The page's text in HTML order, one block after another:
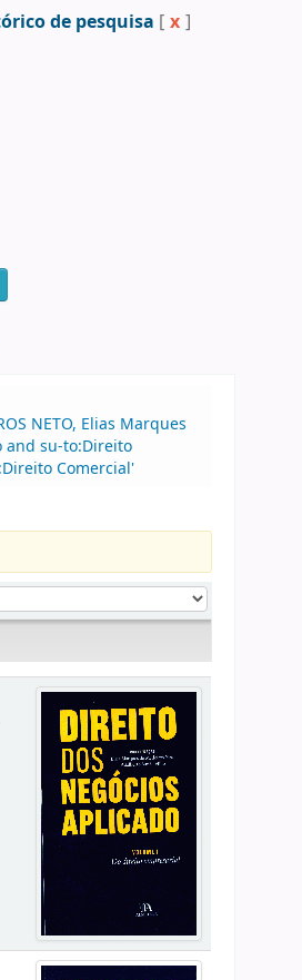
de pesquisa [ x ]
NETO, Elias Marques
and su-to:Direito
Comercial'